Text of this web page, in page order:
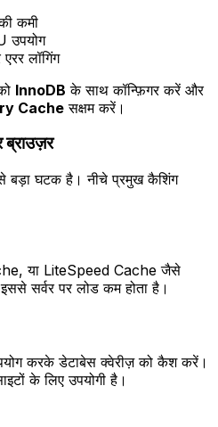
कमी
उपयोग
लॉगिंग
InnoDB के साथ कॉन्फ़िगर करें और
Cacheसक्षम करें।
बड़ा घटक है। नीचे प्रमुख कैशिंग
या LiteSpeed Cache जैसे
सर्वर पर लोड कम होता है।
करके डेटाबेस क्वेरीज़ को कैश करें।
के लिए उपयोगी है।